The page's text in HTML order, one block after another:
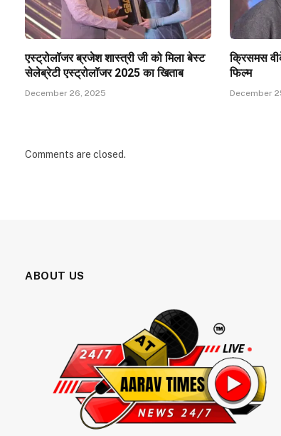
एस्ट्रोलॉजर ब्रजेश शास्त्री जी को मिला बेस्ट
सेलेब्रेटी एस्ट्रोलॉजर 2025 का खिताब
December 26, 2025
क्रिसमस
फिल्म
December
Comments are closed.
ABOUT US